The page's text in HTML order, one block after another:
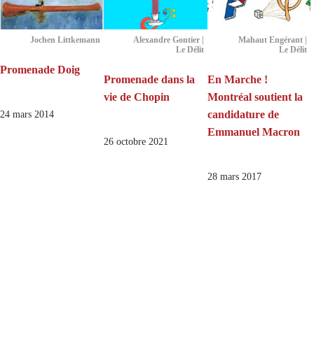
Jochen Littkemann
Promenade Doig
24 mars 2014
Alexandre Gontier |
Le Délit
Promenade dans la
vie de Chopin
26 octobre 2021
Mahaut Engérant |
Le Délit
En Marche !
Montréal soutient la
candidature de
Emmanuel Macron
28 mars 2017